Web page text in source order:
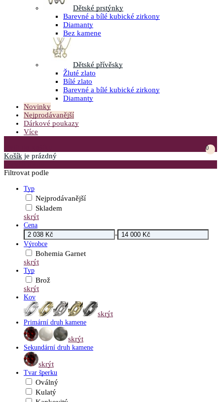
Dětské prstýnky
Barevné a bílé kubické zirkony
Diamanty
Bez kamene
Dětské přívěsky
Žluté zlato
Bílé zlato
Barevné a bílé kubické zirkony
Diamanty
Novinky
Nejprodávanější
Dárkové poukazy
Více
0
Košík je prázdný
Filtrovat podle
Typ
Nejprodávanější
Skladem
skrýt
Cena
-
Výrobce
Bohemia Garnet
skrýt
Typ
Brož
skrýt
Kov
skrýt
Primární druh kamene
skrýt
Sekundární druh kamene
skrýt
Tvar šperku
Oválný
Kulatý